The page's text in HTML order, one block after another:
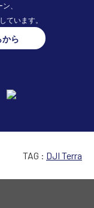
、
ています。
から
TAG : DJI Terra